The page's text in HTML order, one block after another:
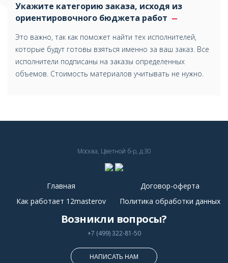
Укажите категорию заказа, исходя из
ориентировочного бюджета работ
Это важно, так как поможет найти тех исполнителей,
которые будут готовы взяться именно за ваш заказ. Все
исполнители подписаны на заказы определенных
объемов. Стоимость материалов учитывать не нужно.
Москва, Цветной б-р, д.30
Главная
Договор-оферта
Как работает 12masterov
Политика обработки данных
Возникли вопросы?
+7 (499) 322-81-50
НАПИСАТЬ НАМ